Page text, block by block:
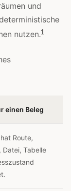
und
nutzen.1
einen Beleg
Route,
Datei, Tabelle